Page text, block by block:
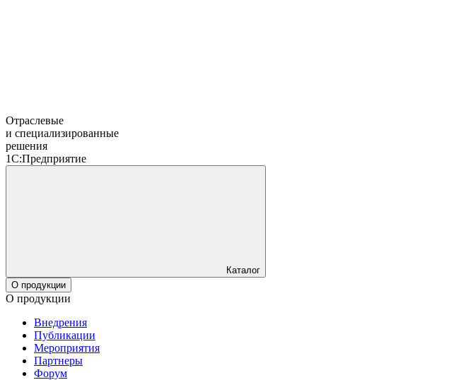
Отраслевые
и специализированные
решения
1С:Предприятие
Каталог
О продукции
О продукции
Внедрения
Публикации
Мероприятия
Партнеры
Форум